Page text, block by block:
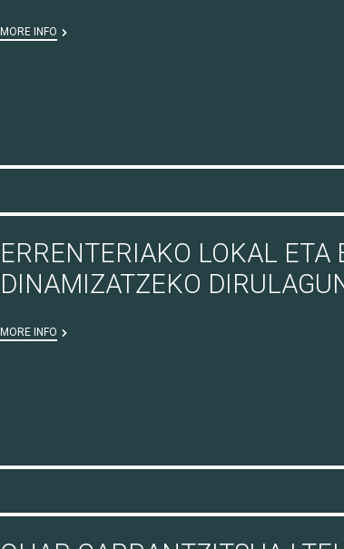
MORE INFO
ERRENTERIAKO LOKAL ETA
DINAMIZATZEKO
MORE INFO